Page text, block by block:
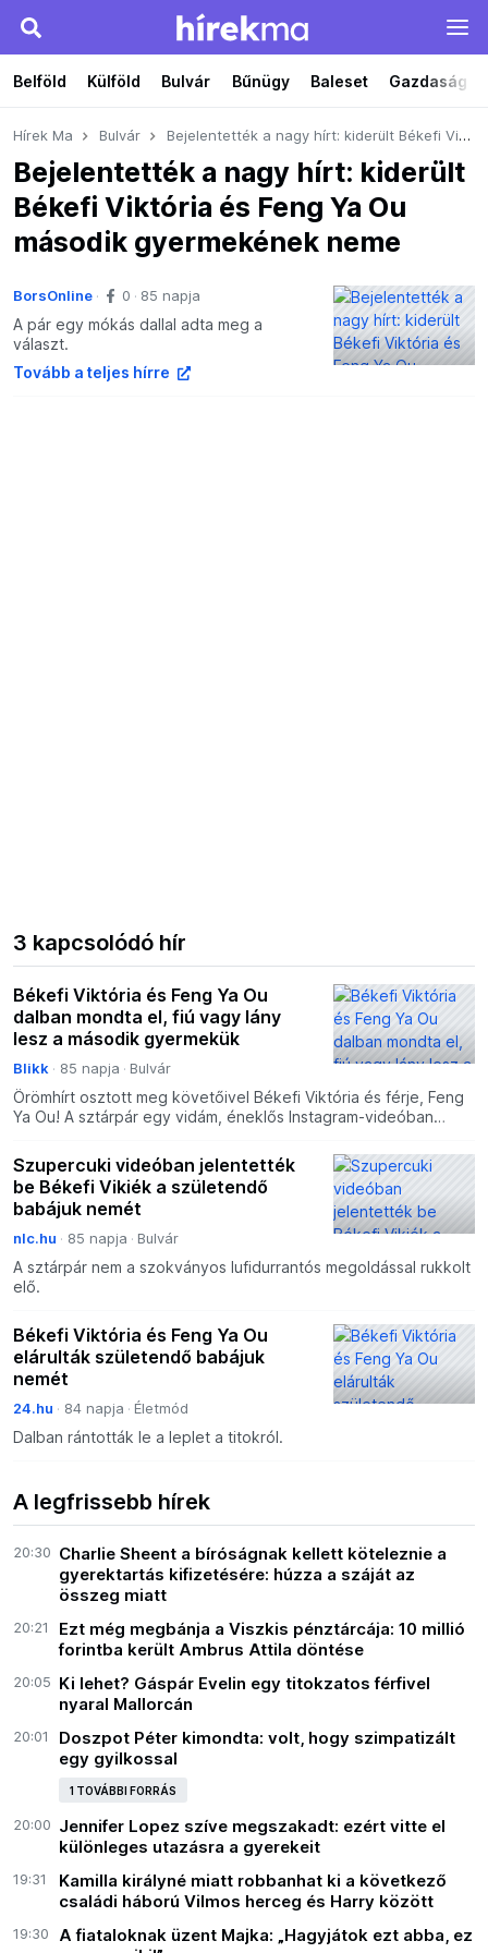
Belföld Külföld Bulvár Bűnügy Baleset Gazdaság
Hírek Ma Bulvár Bejelentették a nagy hírt: kiderült Békefi Viktória és Feng Ya Ou második gyermekének neme
Bejelentették a nagy hírt: kiderült
Békefi Viktória és Feng Ya Ou
második gyermekének neme
BorsOnline 0 85 napja
A pár egy mókás dallal adta meg a
választ.
Tovább a teljes hírre
3 kapcsolódó hír
Békefi Viktória és Feng Ya Ou
dalban mondta el, fiú vagy lány
lesz a második gyermekük
Blikk 85 napja Bulvár
Örömhírt osztott meg követőivel Békefi Viktória és férje, Feng
Ya Ou! A sztárpár egy vidám, éneklős Instagram-videóban
Szupercuki videóban jelentették
be Békefi Vikiék a születendő
babájuk nemét
nlc.hu 85 napja Bulvár
A sztárpár nem a szokványos lufidurrantós megoldással rukkolt
elő.
Békefi Viktória és Feng Ya Ou
elárulták születendő babájuk
nemét
24.hu 84 napja Életmód
Dalban rántották le a leplet a titokról.
A legfrissebb hírek
20:30 Charlie Sheent a bíróságnak kellett köteleznie a
gyerektartás kifizetésére: húzza a száját az
összeg miatt
20:21
Ezt még megbánja a Viszkis pénztárcája: 10 millió
forintba került Ambrus Attila döntése
20:05 Ki lehet? Gáspár Evelin egy titokzatos férfivel
nyaral Mallorcán
20:01
Doszpot Péter kimondta: volt, hogy szimpatizált
egy gyilkossal
1 TOVÁBBI FORRÁS
20:00 Jennifer Lopez szíve megszakadt: ezért vitte el
különleges utazásra a gyerekeit
19:31
Kamilla királyné miatt robbanhat ki a következő
családi háború Vilmos herceg és Harry között
19:30
A fiataloknak üzent Majka: „Hagyjátok ezt abba, ez